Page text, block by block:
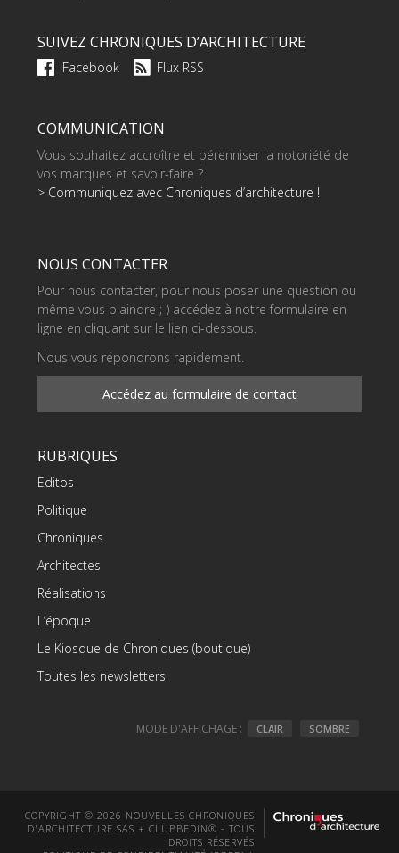
SUIVEZ CHRONIQUES D’ARCHITECTURE
Facebook Flux RSS
COMMUNICATION
Vous souhaitez accroître et pérenniser la notoriété de
vos marques et savoir-faire ?
> Communiquez avec Chroniques d’architecture !
NOUS CONTACTER
Pour nous contacter, pour nous poser une question ou
même vous plaindre ;-) accédez à notre formulaire en
ligne en cliquant sur le lien ci-dessous.
Nous vous répondrons rapidement.
Accédez au formulaire de contact
RUBRIQUES
Editos
Politique
Chroniques
Architectes
Réalisations
L’époque
Le Kiosque de Chroniques (boutique)
Toutes les newsletters
MODE D'AFFICHAGE : CLAIR SOMBRE
COPYRIGHT © 2026 NOUVELLES CHRONIQUES
D'ARCHITECTURE SAS + CLUBBEDIN® - TOUS
DROITS RÉSERVÉS